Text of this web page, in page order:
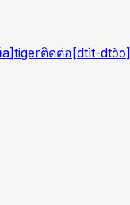
]tigerติดต่อ [dtìt-dtɔ̀ɔ]